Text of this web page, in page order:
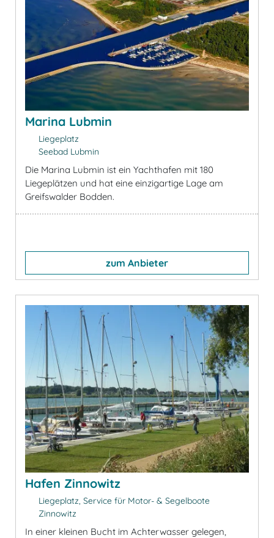
Marina Lubmin
Liegeplatz
Seebad Lubmin
Die Marina Lubmin ist ein Yachthafen mit 180
Liegeplätzen und hat eine einzigartige Lage am
Greifswalder Bodden.
zum Anbieter
Hafen Zinnowitz
Liegeplatz, Service für Motor- & Segelboote
Zinnowitz
In einer kleinen Bucht im Achterwasser gelegen,